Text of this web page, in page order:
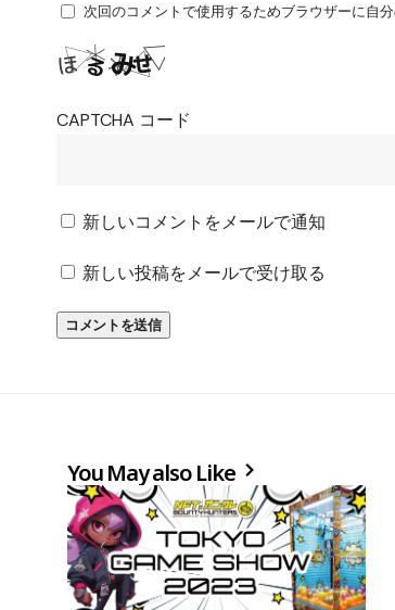
次回のコメントで使用するためブラウザーに自
CAPTCHA コード
新しいコメントをメールで通知
新しい投稿をメールで受け取る
You May also Like